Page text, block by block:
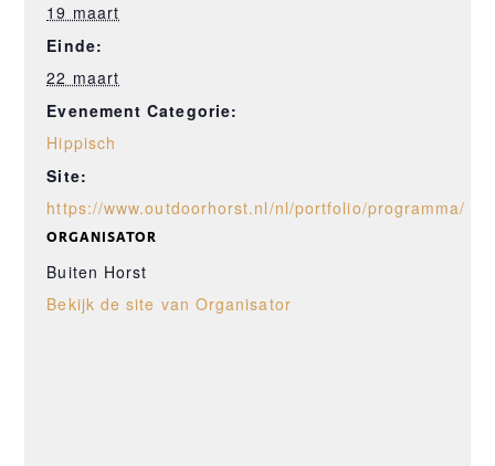
19 maart
Einde:
22 maart
Evenement Categorie:
Hippisch
Site:
https://www.outdoorhorst.nl/nl/portfolio/programma/
ORGANISATOR
Buiten Horst
Bekijk de site van Organisator